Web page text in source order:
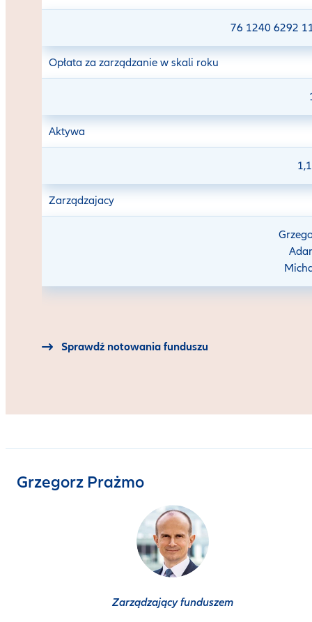
76 1240 6292
Opłata za zarządzanie w skali roku
Aktywa
Zarządzajacy
Sprawdź notowania funduszu
Grzegorz Prażmo
Zarządzający funduszem